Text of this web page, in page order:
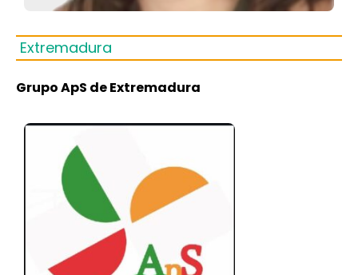
Extremadura
Grupo ApS de Extremadura